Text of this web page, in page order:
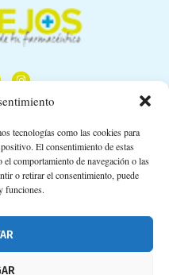
tecnologías como las cookies para
El consentimiento de estas
comportamiento de navegación o las
o retirar el consentimiento, puede
funciones.
11,